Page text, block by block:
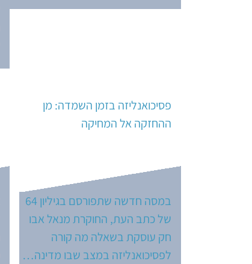
פסיכואנליזה בזמן השמדה: מן
ההחזקה אל המחיקה
במסה חדשה שתפורסם בגיליון 64
של כתב העת, החוקרת מנאל אבו
חק עוסקת בשאלה מה קורה
לפסיכואנליזה במצב שבו מדינה…